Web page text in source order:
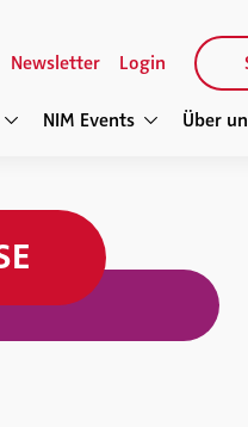
NIM Events Über
Newsletter Login